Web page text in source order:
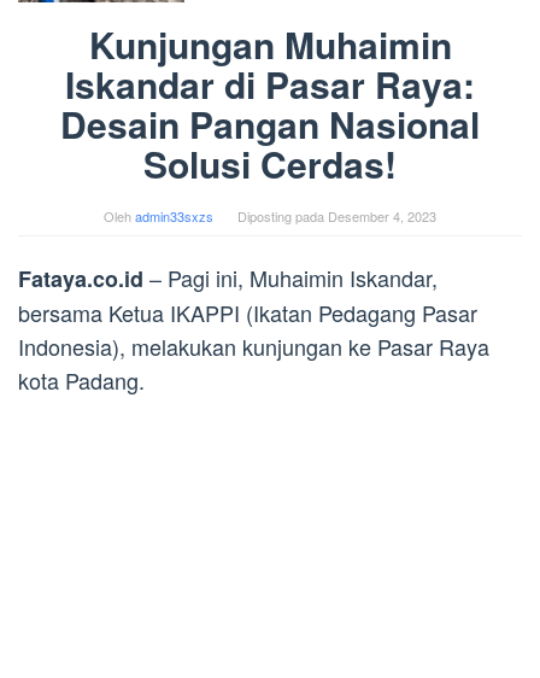
Kunjungan Muhaimin
Iskandar di Pasar Raya:
Desain Pangan Nasional
Solusi Cerdas!
Olehadmin33sxzs Diposting pada Desember 4, 2023
Fataya.co.id – Pagi ini, Muhaimin Iskandar,
bersama Ketua IKAPPI (Ikatan Pedagang Pasar
Indonesia), melakukan kunjungan ke Pasar Raya
kota Padang.